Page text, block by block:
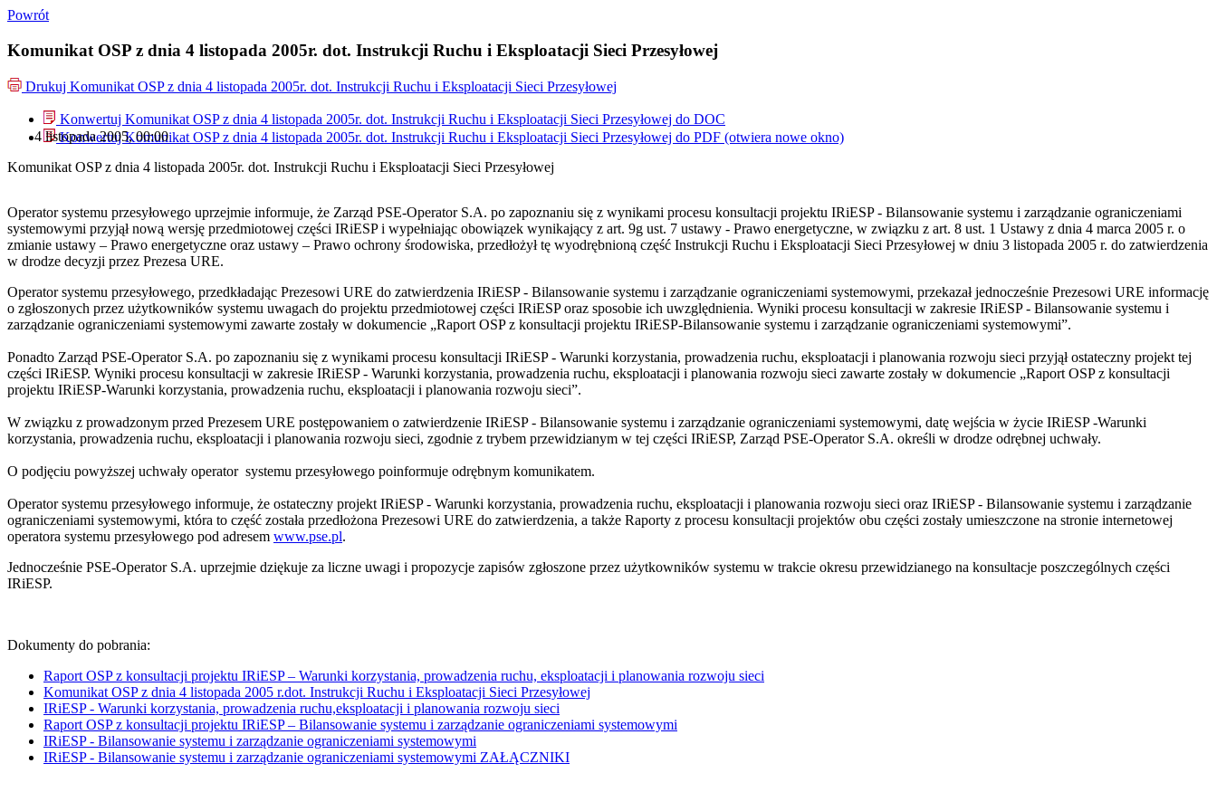
Powrót
Komunikat OSP z dnia 4 listopada 2005r. dot. Instrukcji Ruchu i Eksploatacji Sieci Przesyłowej
Drukuj Komunikat OSP z dnia 4 listopada 2005r. dot. Instrukcji Ruchu i Eksploatacji Sieci Przesyłowej
Konwertuj Komunikat OSP z dnia 4 listopada 2005r. dot. Instrukcji Ruchu i Eksploatacji Sieci Przesyłowej do DOC
Konwertuj Komunikat OSP z dnia 4 listopada 2005r. dot. Instrukcji Ruchu i Eksploatacji Sieci Przesyłowej do PDF (otwiera nowe okno)
4 listopada 2005, 00:00
Komunikat OSP z dnia 4 listopada 2005r. dot. Instrukcji Ruchu i Eksploatacji Sieci Przesyłowej
Operator systemu przesyłowego uprzejmie informuje, że Zarząd PSE-Operator S.A. po zapoznaniu się z wynikami procesu konsultacji projektu IRiESP - Bilansowanie systemu i zarządzanie ograniczeniami
systemowymi przyjął nową wersję przedmiotowej części IRiESP i wypełniając obowiązek wynikający z art. 9g ust. 7 ustawy - Prawo energetyczne, w związku z art. 8 ust. 1 Ustawy z dnia 4 marca 2005 r. o
zmianie ustawy – Prawo energetyczne oraz ustawy – Prawo ochrony środowiska, przedłożył tę wyodrębnioną część Instrukcji Ruchu i Eksploatacji Sieci Przesyłowej w dniu 3 listopada 2005 r. do zatwierdzenia
w drodze decyzji przez Prezesa URE.
Operator systemu przesyłowego, przedkładając Prezesowi URE do zatwierdzenia IRiESP - Bilansowanie systemu i zarządzanie ograniczeniami systemowymi, przekazał jednocześnie Prezesowi URE informację
o zgłoszonych przez użytkowników systemu uwagach do projektu przedmiotowej części IRiESP oraz sposobie ich uwzględnienia. Wyniki procesu konsultacji w zakresie IRiESP - Bilansowanie systemu i
zarządzanie ograniczeniami systemowymi zawarte zostały w dokumencie „Raport OSP z konsultacji projektu IRiESP-Bilansowanie systemu i zarządzanie ograniczeniami systemowymi”.
Ponadto Zarząd PSE-Operator S.A. po zapoznaniu się z wynikami procesu konsultacji IRiESP - Warunki korzystania, prowadzenia ruchu, eksploatacji i planowania rozwoju sieci przyjął ostateczny projekt tej
części IRiESP. Wyniki procesu konsultacji w zakresie IRiESP - Warunki korzystania, prowadzenia ruchu, eksploatacji i planowania rozwoju sieci zawarte zostały w dokumencie „Raport OSP z konsultacji
projektu IRiESP-Warunki korzystania, prowadzenia ruchu, eksploatacji i planowania rozwoju sieci”.
W związku z prowadzonym przed Prezesem URE postępowaniem o zatwierdzenie IRiESP - Bilansowanie systemu i zarządzanie ograniczeniami systemowymi, datę wejścia w życie IRiESP -Warunki
korzystania, prowadzenia ruchu, eksploatacji i planowania rozwoju sieci, zgodnie z trybem przewidzianym w tej części IRiESP, Zarząd PSE-Operator S.A. określi w drodze odrębnej uchwały.
O podjęciu powyższej uchwały operator systemu przesyłowego poinformuje odrębnym komunikatem.
Operator systemu przesyłowego informuje, że ostateczny projekt IRiESP - Warunki korzystania, prowadzenia ruchu, eksploatacji i planowania rozwoju sieci oraz IRiESP - Bilansowanie systemu i zarządzanie
ograniczeniami systemowymi, która to część została przedłożona Prezesowi URE do zatwierdzenia, a także Raporty z procesu konsultacji projektów obu części zostały umieszczone na stronie internetowej
operatora systemu przesyłowego pod adresem www.pse.pl.
Jednocześnie PSE-Operator S.A. uprzejmie dziękuje za liczne uwagi i propozycje zapisów zgłoszone przez użytkowników systemu w trakcie okresu przewidzianego na konsultacje poszczególnych części
IRiESP.
Dokumenty do pobrania:
Raport OSP z konsultacji projektu IRiESP – Warunki korzystania, prowadzenia ruchu, eksploatacji i planowania rozwoju sieci
Komunikat OSP z dnia 4 listopada 2005 r.dot. Instrukcji Ruchu i Eksploatacji Sieci Przesyłowej
IRiESP - Warunki korzystania, prowadzenia ruchu,eksploatacji i planowania rozwoju sieci
Raport OSP z konsultacji projektu IRiESP – Bilansowanie systemu i zarządzanie ograniczeniami systemowymi
IRiESP - Bilansowanie systemu i zarządzanie ograniczeniami systemowymi
IRiESP - Bilansowanie systemu i zarządzanie ograniczeniami systemowymi ZAŁĄCZNIKI